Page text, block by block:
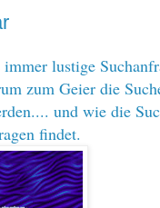
lustige
zum Geier die
und wie die
findet.